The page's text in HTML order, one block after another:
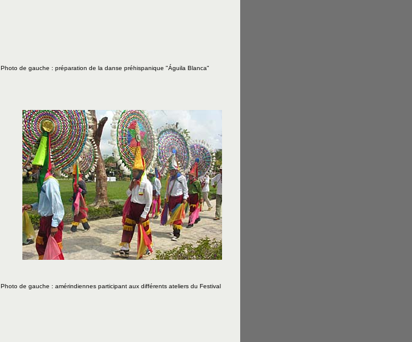
Photo de gauche : préparation de la danse préhispanique "Águila Blanca"
Photo de gauche : amérindiennes participant aux différents ateliers du Festival